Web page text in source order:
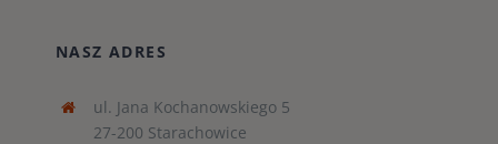
NASZ ADRES
ul. Jana Kochanowskiego 5
27-200 Starachowice